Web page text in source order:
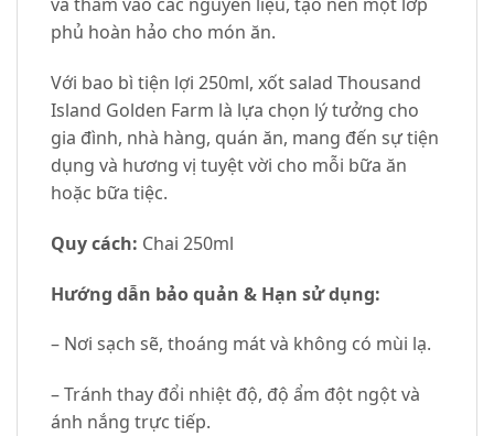
phủ hoàn hảo cho món ăn.
Với bao bì tiện lợi 250ml, xốt salad Thousand
Island Golden Farm là lựa chọn lý tưởng cho
gia đình, nhà hàng, quán ăn, mang đến sự tiện
dụng và hương vị tuyệt vời cho mỗi bữa ăn
hoặc bữa tiệc.
Quy cách: Chai 250ml
Hướng dẫn bảo quản & Hạn sử dụng:
– Nơi sạch sẽ, thoáng mát và không có mùi lạ.
– Tránh thay đổi nhiệt độ, độ ẩm đột ngột và
ánh nắng trực tiếp.